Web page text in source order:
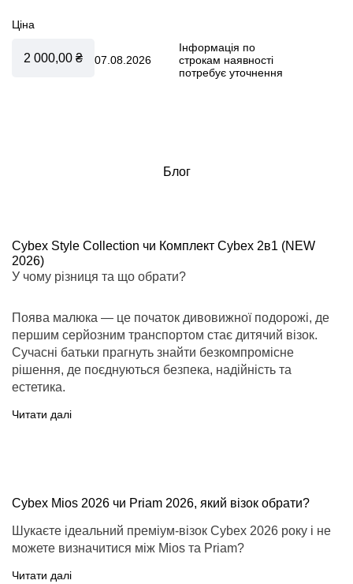
Ціна
2 000,00 ₴ 07.08.2026
Інформація по
строкам наявності
потребує уточнення
Блог
Cybex Style Collection чи Комплект Cybex 2в1 (NEW
2026)
У чому різниця та що обрати?
Поява малюка — це початок дивовижної подорожі, де
першим серйозним транспортом стає дитячий візок.
Сучасні батьки прагнуть знайти безкомпромісне
рішення, де поєднуються безпека, надійність та
естетика.
Читати далі
Cybex Mios 2026 чи Priam 2026, який візок обрати?
Шукаєте ідеальний преміум-візок Cybex 2026 року і не
можете визначитися між Mios та Priam?
Читати далі